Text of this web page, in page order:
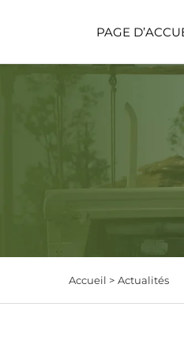
PAGE
Accueil > Actualités